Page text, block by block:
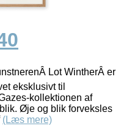
Lot WintherÂ er
eksklusivt til
kollektionen af
Øje og blik forveksles
(Læs mere)